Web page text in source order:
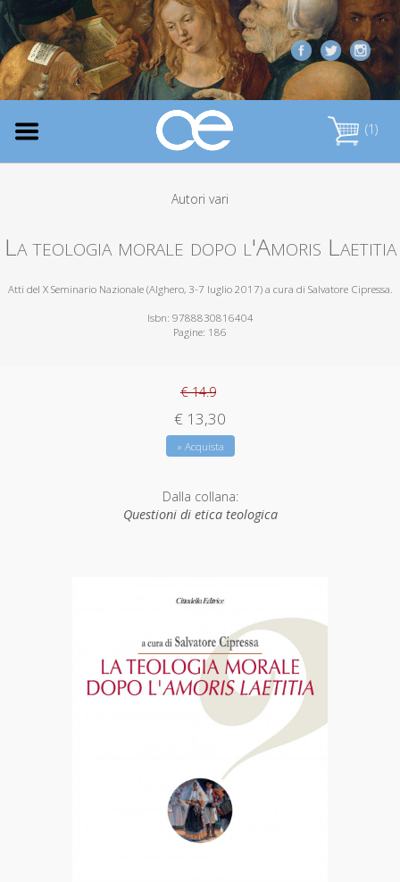
(1)
Autori vari
La teologia morale dopo l'Amoris Laetitia
Atti del X Seminario Nazionale (Alghero, 3-7 luglio 2017) a cura di Salvatore Cipressa.
Isbn: 9788830816404
Pagine: 186
€ 14.9
€ 13,30
» Acquista
Dalla collana:
Questioni di etica teologica